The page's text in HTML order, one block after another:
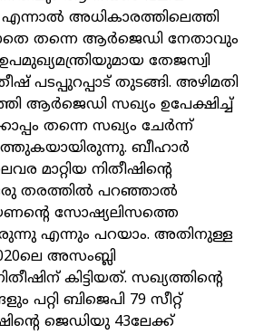
അധികാരത്തിലെത്തി
തന്നെ ആർജെഡി നേതാവും
തേജസ്വി
പടപ്പുറപ്പാട് തുടങ്ങി. അഴിമതി
ആർജെഡി സഖ്യം ഉപേക്ഷിച്ച്
തന്നെ സഖ്യം ചേർന്ന്
ബീഹാർ
മാറ്റിയ നിതീഷിന്റെ
തരത്തില്‍ പറഞ്ഞാൽ
സോഷ്യലിസത്തെ
എന്നും പറയാം. അതിനുള്ള
അസംബ്ലി
കിട്ടിയത്. സഖ്യത്തിന്റെ
ബിജെപി 79 സീറ്റ്
ജെഡിയു 43ലേക്ക്